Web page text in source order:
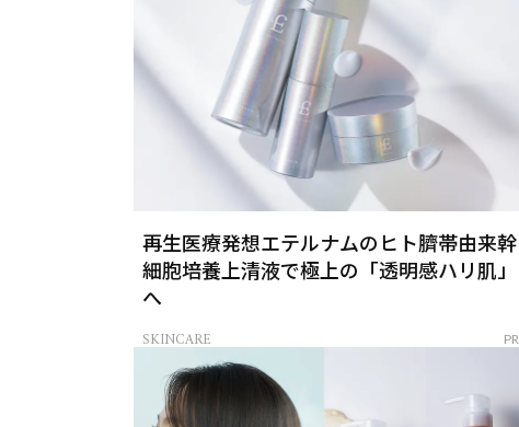
再生医療発想エテルナムのヒト臍帯由来幹
細胞培養上清液で極上の「透明感ハリ肌」
へ
SKINCARE PR